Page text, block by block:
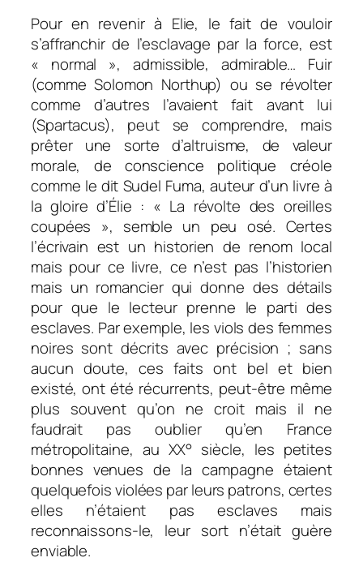
Pour en revenir à Elie, le fait de vouloir
s’affranchir de l’esclavage par la force, est
« normal », admissible, admirable… Fuir
(comme Solomon Northup) ou se révolter
comme d’autres l’avaient fait avant lui
(Spartacus), peut se comprendre, mais
prêter une sorte d’altruisme, de valeur
morale, de conscience politique créole
comme le dit Sudel Fuma, auteur d’un livre à
la gloire d’Élie : « La révolte des oreilles
coupées », semble un peu osé. Certes
l’écrivain est un historien de renom local
mais pour ce livre, ce n’est pas l’historien
mais un romancier qui donne des détails
pour que le lecteur prenne le parti des
esclaves. Par exemple, les viols des femmes
noires sont décrits avec précision ; sans
aucun doute, ces faits ont bel et bien
existé, ont été récurrents, peut-être même
plus souvent qu’on ne croit mais il ne
faudrait pas oublier qu’en France
métropolitaine, au XX° siècle, les petites
bonnes venues de la campagne étaient
quelquefois violées par leurs patrons, certes
elles n’étaient pas esclaves mais
reconnaissons-le, leur sort n’était guère
enviable.